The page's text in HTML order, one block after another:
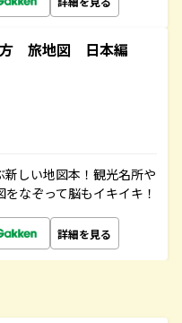
方 旅地図 日本編
しい地図本！観光名所や
なぞって脳もイキイキ！
詳細を見る